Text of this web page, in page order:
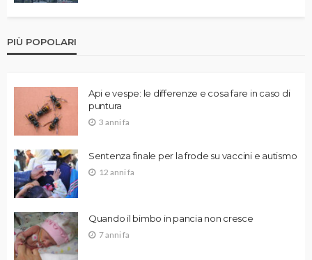
PIÙ POPOLARI
Api e vespe: le differenze e cosa fare in caso di
puntura
3 anni fa
Sentenza finale per la frode su vaccini e autismo
12 anni fa
Quando il bimbo in pancia non cresce
7 anni fa